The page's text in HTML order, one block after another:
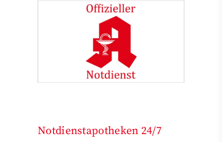
Notdienstapotheken 24/7